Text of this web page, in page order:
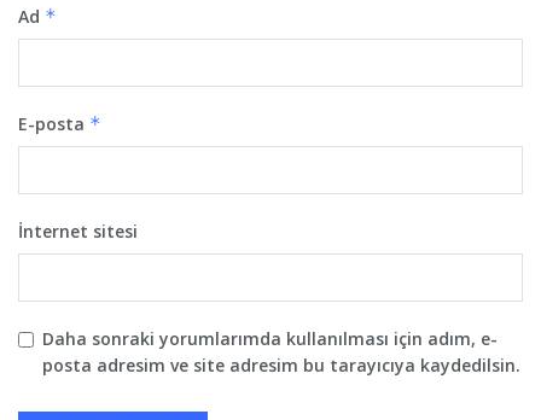
Ad *
E-posta *
İnternet sitesi
Daha sonraki yorumlarımda kullanılması için adım, e-
posta adresim ve site adresim bu tarayıcıya kaydedilsin.